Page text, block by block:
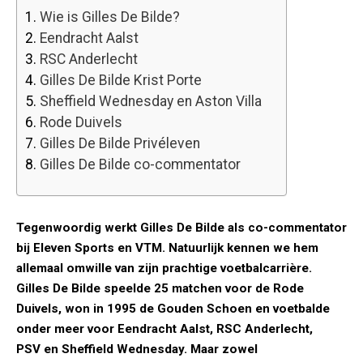
1. Wie is Gilles De Bilde?
2. Eendracht Aalst
3. RSC Anderlecht
4. Gilles De Bilde Krist Porte
5. Sheffield Wednesday en Aston Villa
6. Rode Duivels
7. Gilles De Bilde Privéleven
8. Gilles De Bilde co-commentator
Tegenwoordig werkt Gilles De Bilde als co-commentator
bij Eleven Sports en VTM. Natuurlijk kennen we hem
allemaal omwille van zijn prachtige voetbalcarrière.
Gilles De Bilde speelde 25 matchen voor de Rode
Duivels, won in 1995 de Gouden Schoen en voetbalde
onder meer voor Eendracht Aalst, RSC Anderlecht,
PSV en Sheffield Wednesday. Maar zowel